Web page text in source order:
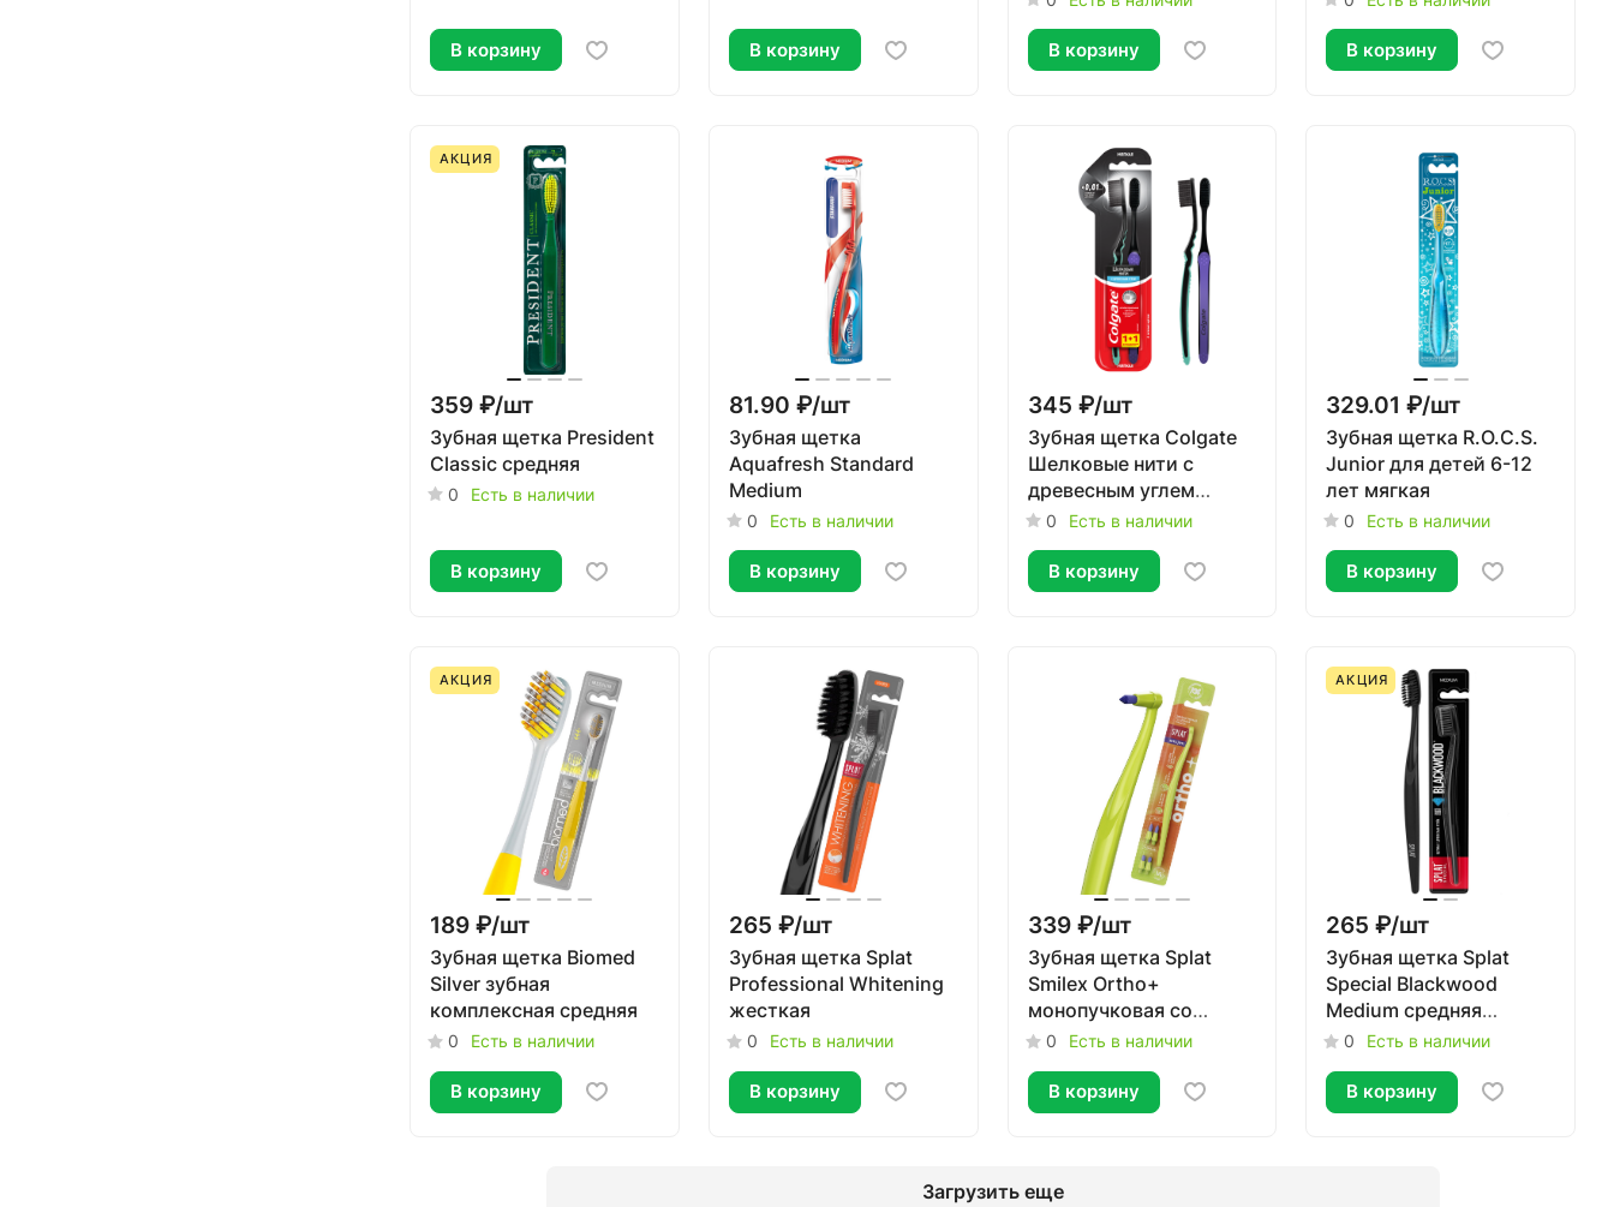
В корзину В корзину В корзину В корзину
АКЦИЯ
359 ₽/шт
Зубная щетка President
Classic средняя
0 Есть в наличии
В корзину
81.90 ₽/шт
Зубная щетка
Aquafresh Standard
Medium
0 Есть в наличии
В корзину
345 ₽/шт
Зубная щетка Colgate
Шелковые нити с
древесным углем
мягкие 2 штуки
0 Есть в наличии
В корзину
329.01 ₽/шт
Зубная щетка R.O.C.S.
Junior для детей 6-12
лет мягкая
0 Есть в наличии
В корзину
АКЦИЯ
189 ₽/шт
Зубная щетка Biomed
Silver зубная
комплексная средняя
0 Есть в наличии
В корзину
265 ₽/шт
Зубная щетка Splat
Professional Whitening
жесткая
0 Есть в наличии
В корзину
339 ₽/шт
Зубная щетка Splat
Smilex Ortho+
монопучковая со
сменной головкой
0 Есть в наличии
В корзину
АКЦИЯ
265 ₽/шт
Зубная щетка Splat
Special Blackwood
Medium средняя
жесткость
0 Есть в наличии
В корзину
Загрузить еще